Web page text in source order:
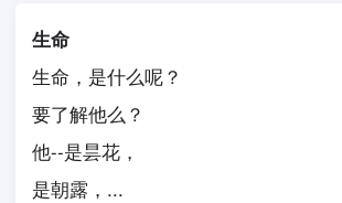
生命
生命，是什么呢？
要了解他么？
他--是昙花，
是朝露，...